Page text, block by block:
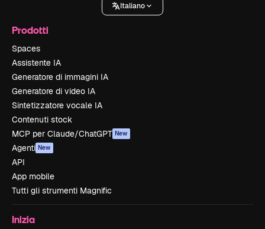
Italiano
Prodotti
Spaces
Assistente IA
Generatore di immagini IA
Generatore di video IA
Sintetizzatore vocale IA
Contenuti stock
MCP per Claude/ChatGPT New
Agenti New
API
App mobile
Tutti gli strumenti Magnific
Inizia